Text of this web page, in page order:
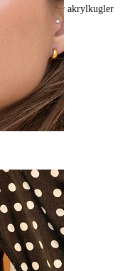
farver akrylkugler